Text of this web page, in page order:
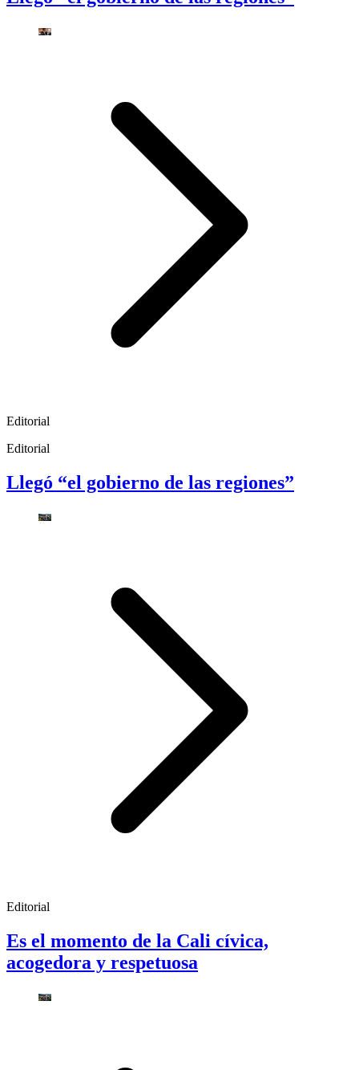
Editorial
Editorial
Llegó “el gobierno de las regiones”
Editorial
Es el momento de la Cali cívica,
acogedora y respetuosa